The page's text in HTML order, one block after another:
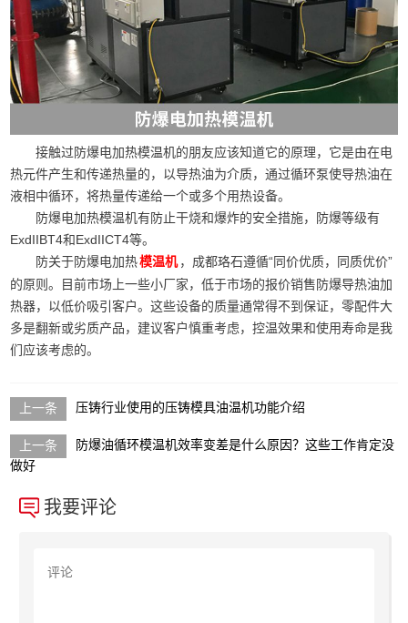
接触过防爆电加热模温机的朋友应该知道它的原理，它是由在电
热元件产生和传递热量的，以导热油为介质，通过循环泵使导热油在
液相中循环，将热量传递给一个或多个用热设备。
防爆电加热模温机有防止干烧和爆炸的安全措施，防爆等级有
ExdIIBT4和ExdIICT4等。
防关于防爆电加热模温机 ，成都珞石遵循“同价优质，同质优价”
的原则。目前市场上一些小厂家，低于市场的报价销售防爆导热油加
热器，以低价吸引客户。这些设备的质量通常得不到保证，零配件大
多是翻新或劣质产品，建议客户慎重考虑，控温效果和使用寿命是我
们应该考虑的。
压铸行业使用的压铸模具油温机功能介绍
防爆油循环模温机效率变差是什么原因？这些工作肯定没
做好
我要评论